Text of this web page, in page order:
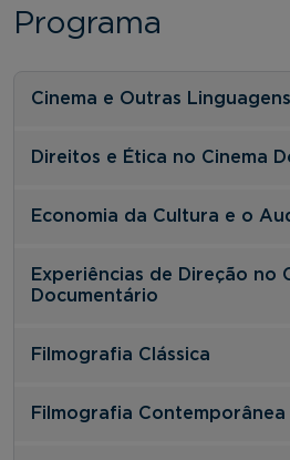
Programa
Cinema e Outras Linguagens
Direitos e Ética no Cinema
Economia da Cultura e o
Experiências de Direção no
Documentário
Filmografia Clássica
Filmografia Contemporânea